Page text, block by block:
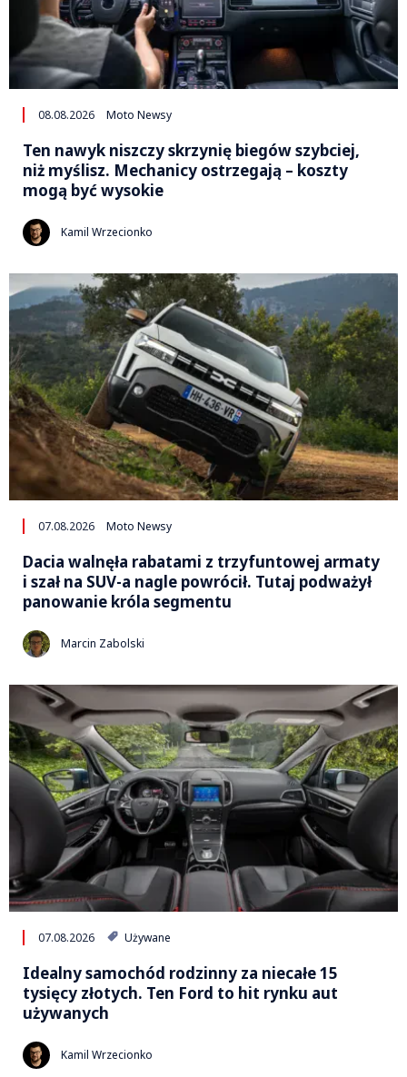
08.08.2026 Moto Newsy
Ten nawyk niszczy skrzynię biegów szybciej,
niż myślisz. Mechanicy ostrzegają – koszty
mogą być wysokie
Kamil Wrzecionko
07.08.2026 Moto Newsy
Dacia walnęła rabatami z trzyfuntowej armaty
i szał na SUV-a nagle powrócił. Tutaj podważył
panowanie króla segmentu
Marcin Zabolski
07.08.2026 Używane
Idealny samochód rodzinny za niecałe 15
tysięcy złotych. Ten Ford to hit rynku aut
używanych
Kamil Wrzecionko